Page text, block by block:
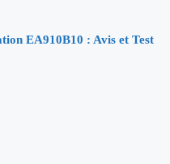
EA910B10 : Avis et Test